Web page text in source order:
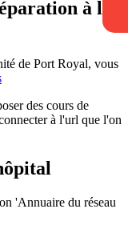
à la
de Port Royal, vous
des cours de
à l'url que l'on
'Annuaire du réseau